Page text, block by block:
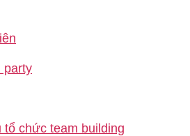
party
tổ chức team building